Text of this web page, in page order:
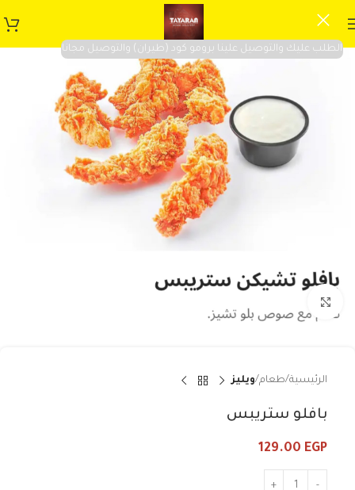
الطلب عليك والتوصيل علينا برومو كود (طيران) والتوصيل مجانا
الرئيسية طعام ويليز
بافلو ستريبس
129.00 EGP